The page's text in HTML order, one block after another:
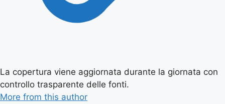
La copertura viene aggiornata durante la giornata con
controllo trasparente delle fonti.
More from this author